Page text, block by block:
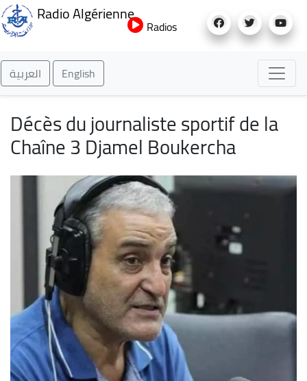
au
Radio Algérienne
Radios
العربية English
Décès du journaliste sportif de la
Chaîne 3 Djamel Boukercha